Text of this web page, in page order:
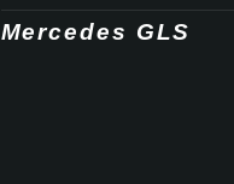
Mercedes GLS